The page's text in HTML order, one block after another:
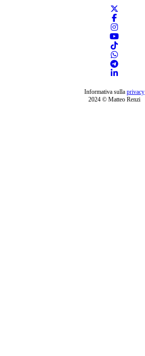
Informativa sulla privacy
2024 © Matteo Renzi